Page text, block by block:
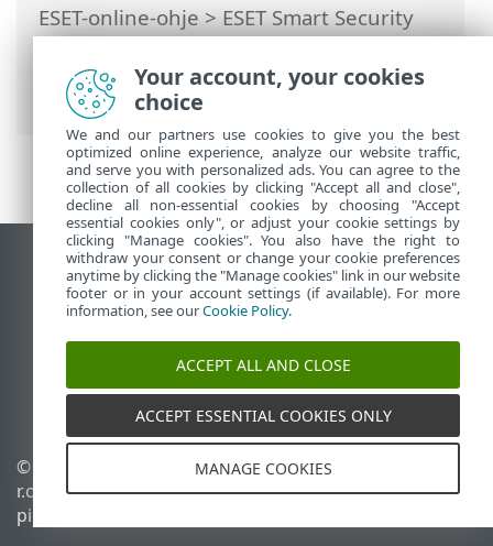
ESET-online-ohje>ESET Smart Security
Premium>Lisäasetukset>Suojaukset>
Sähköpostisovelluksen suojaus >
Sähköpostilaatikon suojaus
Näytä tietokonesivusto
End of Life
ESET-tietämyskanta
ESET-foorumi
ESET Status Portal
Alueellinen tuki
© 1992 - 2026 ESET, spol. s
r.o. – Kaikki oikeudet
pidätetään.
Evästeiden hallinta
Evästekäytäntö
Your account, your cookies
choice
We and our partners use cookies to give you the best
optimized online experience, analyze our website traffic,
and serve you with personalized ads. You can agree to the
collection of all cookies by clicking "Accept all and close",
decline all non-essential cookies by choosing "Accept
essential cookies only", or adjust your cookie settings by
clicking "Manage cookies". You also have the right to
withdraw your consent or change your cookie preferences
anytime by clicking the "Manage cookies" link in our website
footer or in your account settings (if available). For more
information, see ourCookie Policy.
ACCEPT ALL AND CLOSE
ACCEPT ESSENTIAL COOKIES ONLY
MANAGE COOKIES